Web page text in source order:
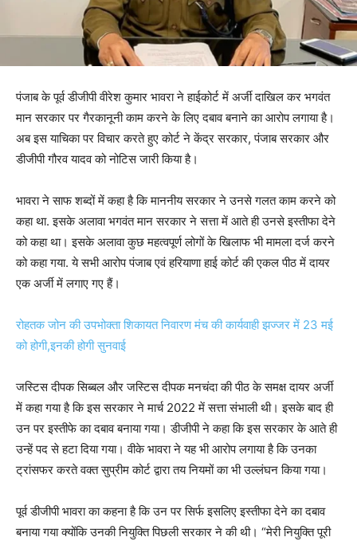
पंजाब के पूर्व डीजीपी वीरेश कुमार भावरा ने हाईकोर्ट में अर्जी दाखिल कर भगवंत
मान सरकार पर गैरकानूनी काम करने के लिए दबाव बनाने का आरोप लगाया है।
अब इस याचिका पर विचार करते हुए कोर्ट ने केंद्र सरकार, पंजाब सरकार और
डीजीपी गौरव यादव को नोटिस जारी किया है।
भावरा ने साफ शब्दों में कहा है कि माननीय सरकार ने उनसे गलत काम करने को
कहा था. इसके अलावा भगवंत मान सरकार ने सत्ता में आते ही उनसे इस्तीफा देने
को कहा था। इसके अलावा कुछ महत्वपूर्ण लोगों के खिलाफ भी मामला दर्ज करने
को कहा गया. ये सभी आरोप पंजाब एवं हरियाणा हाई कोर्ट की एकल पीठ में दायर
एक अर्जी में लगाए गए हैं।
रोहतक जोन की उपभोक्ता शिकायत निवारण मंच की कार्यवाही झज्जर में 23 मई
को होगी,इनकी होगी सुनवाई
जस्टिस दीपक सिब्बल और जस्टिस दीपक मनचंदा की पीठ के समक्ष दायर अर्जी
में कहा गया है कि इस सरकार ने मार्च 2022 में सत्ता संभाली थी। इसके बाद ही
उन पर इस्तीफे का दबाव बनाया गया। डीजीपी ने कहा कि इस सरकार के आते ही
उन्हें पद से हटा दिया गया। वीके भावरा ने यह भी आरोप लगाया है कि उनका
ट्रांसफर करते वक्त सुप्रीम कोर्ट द्वारा तय नियमों का भी उल्लंघन किया गया।
पूर्व डीजीपी भावरा का कहना है कि उन पर सिर्फ इसलिए इस्तीफा देने का दबाव
बनाया गया क्योंकि उनकी नियुक्ति पिछली सरकार ने की थी। “मेरी नियुक्ति पूरी